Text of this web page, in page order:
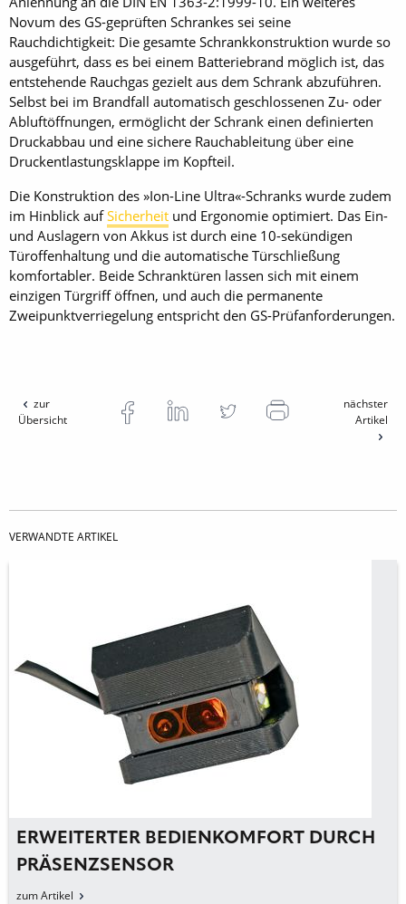
Novum des GS-geprüften Schrankes sei seine
Rauchdichtigkeit: Die gesamte Schrankkonstruktion wurde so
ausgeführt, dass es bei einem Batteriebrand möglich ist, das
entstehende Rauchgas gezielt aus dem Schrank abzuführen.
Selbst bei im Brandfall automatisch geschlossenen Zu- oder
Abluftöffnungen, ermöglicht der Schrank einen definierten
Druckabbau und eine sichere Rauchableitung über eine
Druckentlastungsklappe im Kopfteil.
Die Konstruktion des »Ion-Line Ultra«-Schranks wurde zudem
im Hinblick aufSicherheit und Ergonomie optimiert. Das Ein-
und Auslagern von Akkus ist durch eine 10-sekündigen
Türoffenhaltung und die automatische Türschließung
komfortabler. Beide Schranktüren lassen sich mit einem
einzigen Türgriff öffnen, und auch die permanente
Zweipunktverriegelung entspricht den GS-Prüfanforderungen.
zur
Übersicht
nächster
Artikel
VERWANDTE ARTIKEL
ERWEITERTER BEDIENKOMFORT DURCH
PRÄSENZSENSOR
zum Artikel